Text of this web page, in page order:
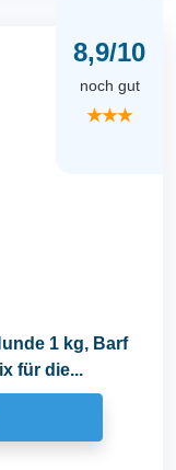
8,9/10
noch gut
★★★
1 kg, Barf
für die...